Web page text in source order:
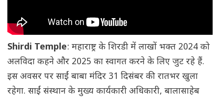
Shirdi Temple: महाराष्ट्र के शिरडी में लाखों भक्त 2024 को
अलविदा कहने और 2025 का स्वागत करने के लिए जुट रहे हैं.
इस अवसर पर साईं बाबा मंदिर 31 दिसंबर की रातभर खुला
रहेगा. साईं संस्थान के मुख्य कार्यकारी अधिकारी, बालासाहेब